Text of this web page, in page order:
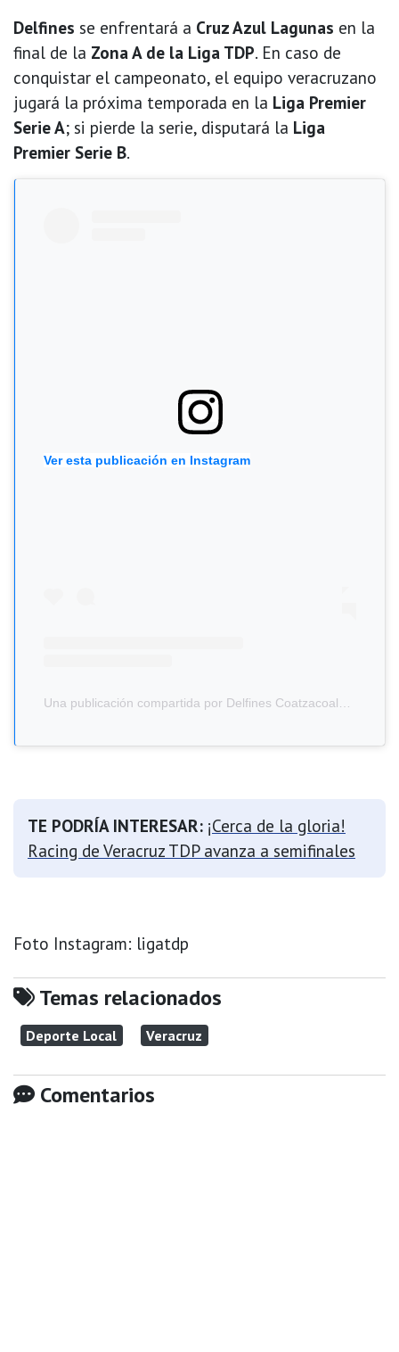
Delfines se enfrentará a Cruz Azul Lagunas en la
final de la Zona A de la Liga TDP. En caso de
conquistar el campeonato, el equipo veracruzano
jugará la próxima temporada en la Liga Premier
Serie A; si pierde la serie, disputará la Liga
Premier Serie B.
Ver esta publicación en Instagram
Una publicación compartida por Delfines Coatzacoalcos (@delfines.coatzacoalcos)
TE PODRÍA INTERESAR: ¡Cerca de la gloria!
Racing de Veracruz TDP avanza a semifinales
Foto Instagram: ligatdp
Temas relacionados
Deporte Local Veracruz
Comentarios